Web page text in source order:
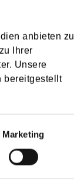
anbieten zu
Ihrer
Unsere
bereitgestellt
Marketing